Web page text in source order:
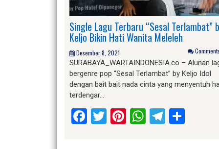
Single Lagu Terbaru “Sesal Terlambat”
Keljo Bikin Hati Wanita Meleleh
Desember 8, 2021
SURABAYA_WARTAINDONESIA.co – Alunan
bergenre pop “Sesal Terlambat” by Keljo Idol
dengan bait bait nada cinta yang menyentuh
terdengar…
Facebook
Twitter
Pinterest
WhatsApp
Telegram